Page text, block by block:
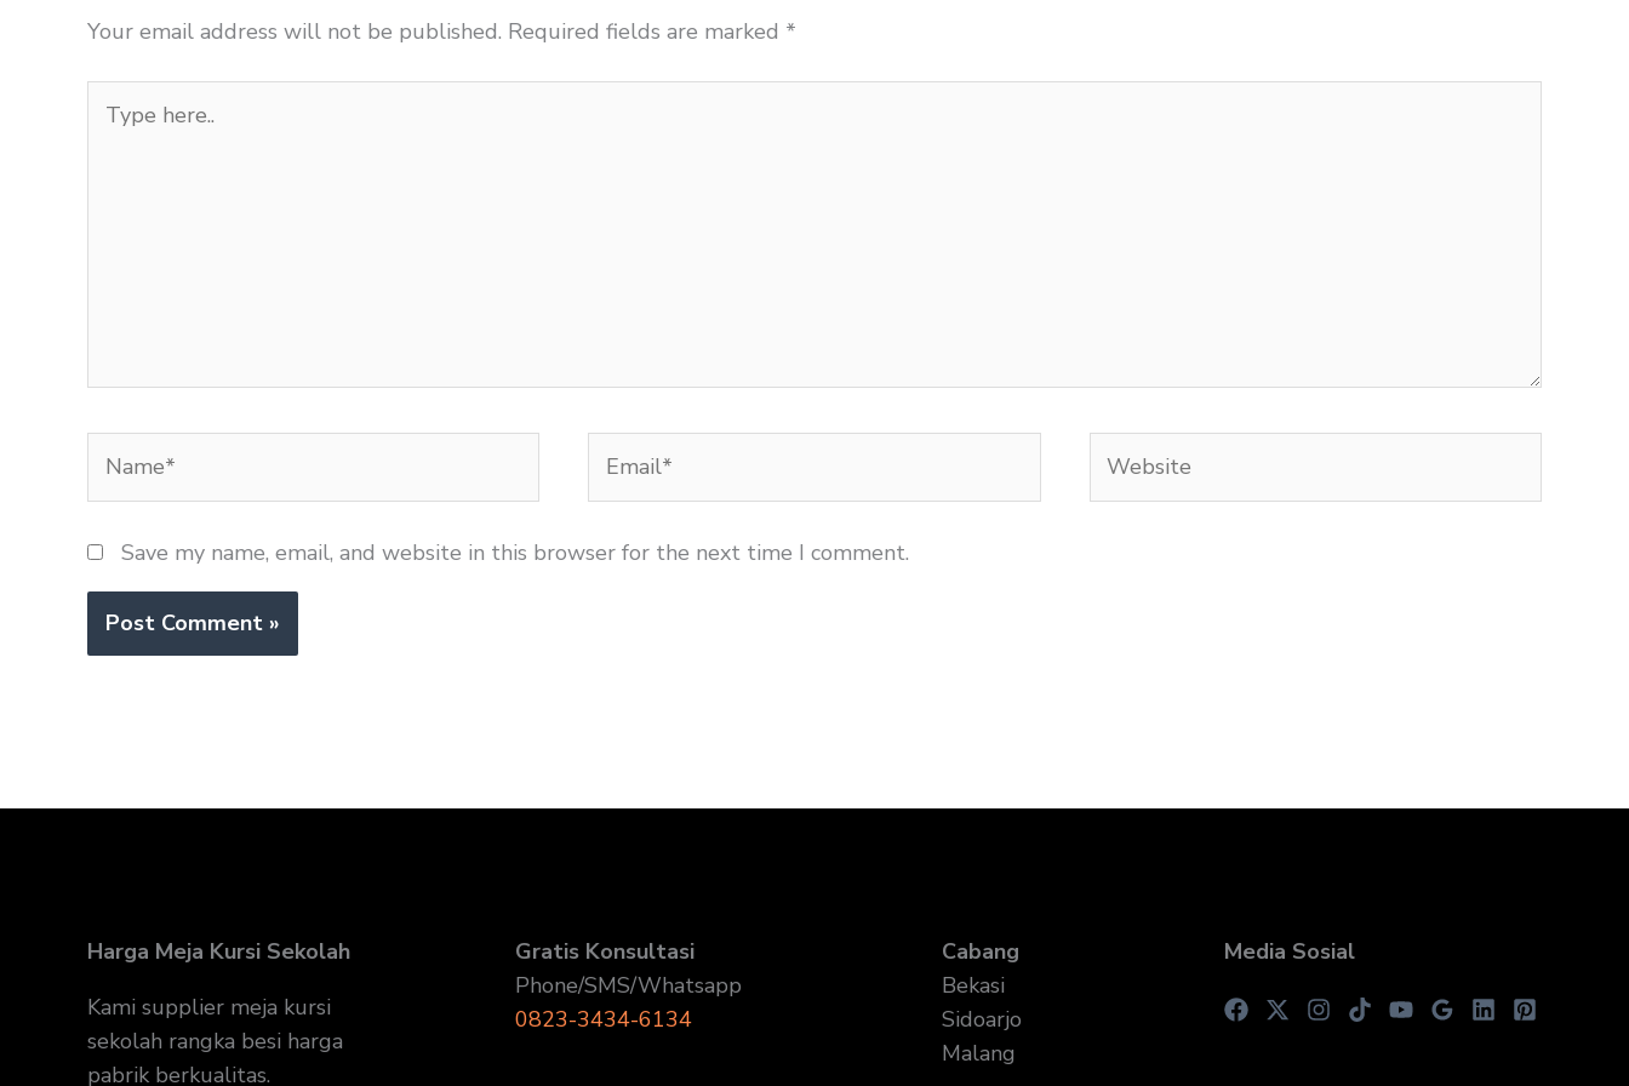
Your email address will not be published. Required fields are marked *
here..
Save my name, email, and website in this browser for the next time I comment.
Harga Meja Kursi Sekolah
Kami supplier meja kursi
sekolah rangka besi harga
pabrik berkualitas.
Gratis Konsultasi
Phone/SMS/Whatsapp
0823-3434-6134
Cabang
Bekasi
Sidoarjo
Malang
Media Sosial